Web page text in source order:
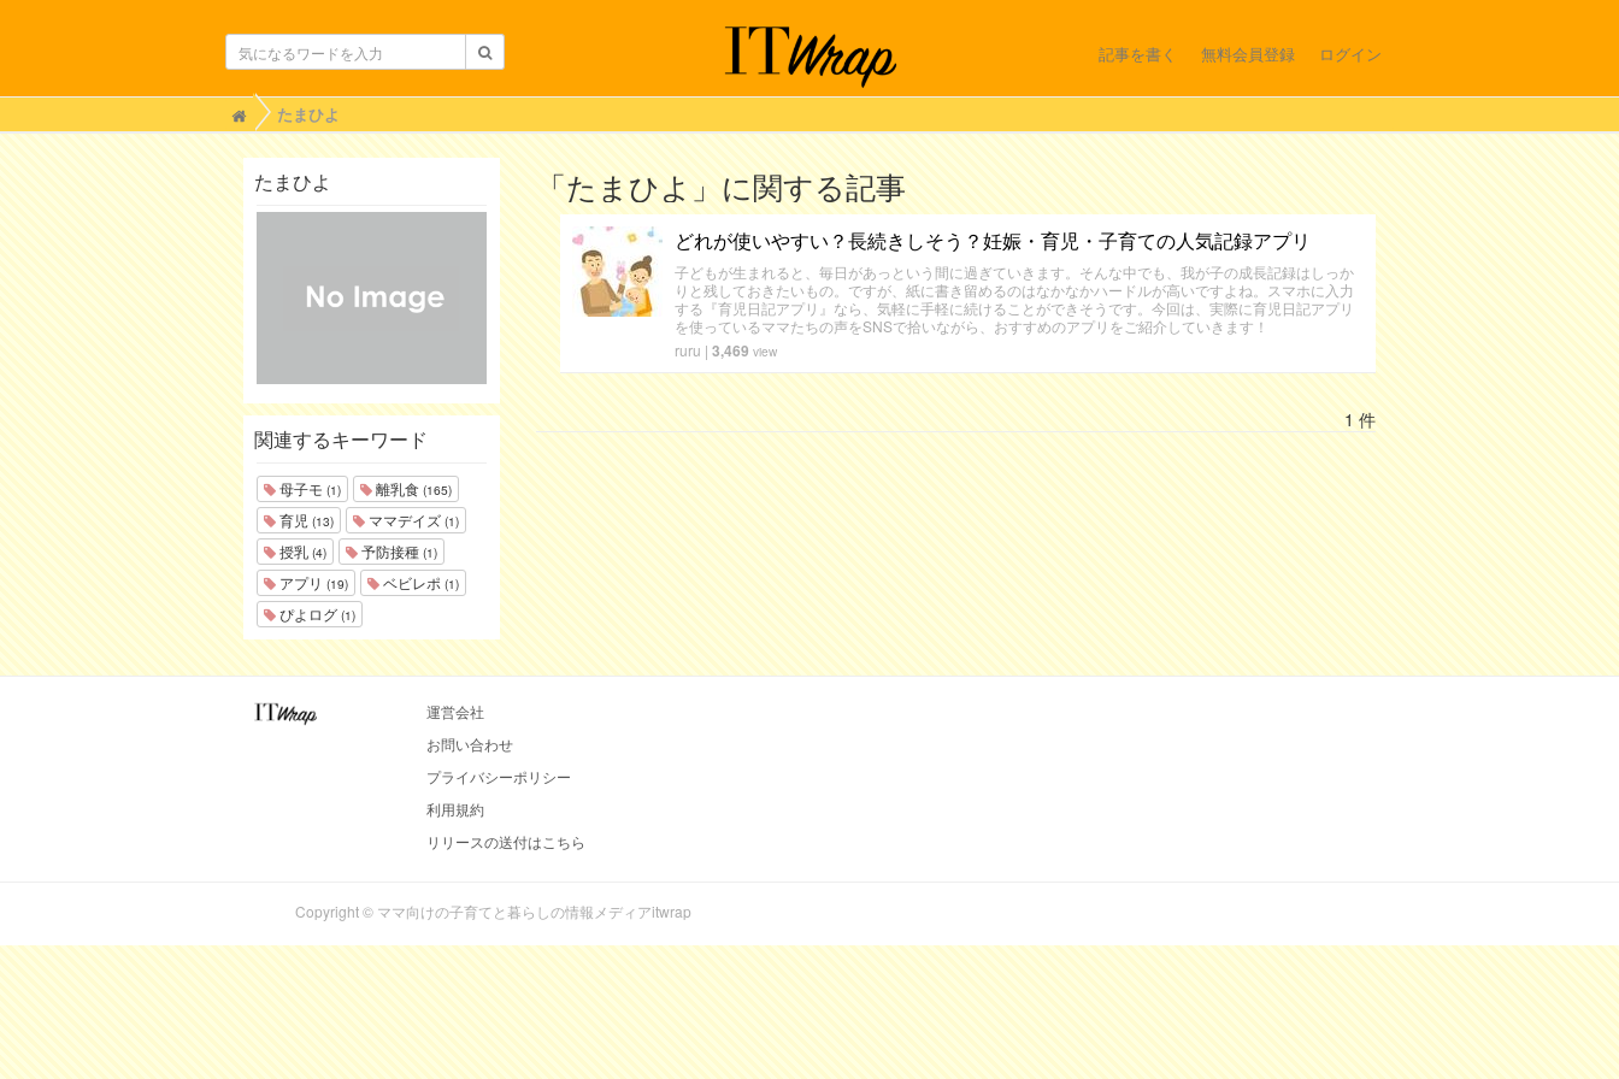
記事を書く 無料会員登録 ログイン
H
o
m
たまひよ
たまひよ
関連するキーワード
母子モ (1) 離乳食 (165)
育児 (13) ママデイズ (1)
授乳 (4) 予防接種 (1)
アプリ (19) ベビレポ (1)
ぴよログ (1)
「たまひよ」に関する記事
どれが使いやすい？長続きしそう？妊娠・育児・子育ての人気記録アプリ
子どもが生まれると、毎日があっという間に過ぎていきます。そんな中でも、我が子の成長記録はしっか
りと残しておきたいもの。ですが、紙に書き留めるのはなかなかハードルが高いですよね。スマホに入力
する『育児日記アプリ』なら、気軽に手軽に続けることができそうです。今回は、実際に育児日記アプリ
を使っているママたちの声をSNSで拾いながら、おすすめのアプリをご紹介していきます！
ruru | 3,469 view
1 件
運営会社
お問い合わせ
プライバシーポリシー
利用規約
リリースの送付はこちら
Copyright © ママ向けの子育てと暮らしの情報メディアitwrap